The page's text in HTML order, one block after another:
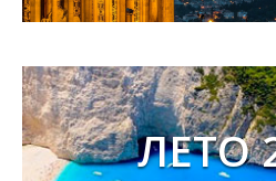
ЛЕТО